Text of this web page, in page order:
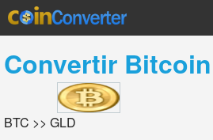
Convertir Bitcoin
BTC >> GLD